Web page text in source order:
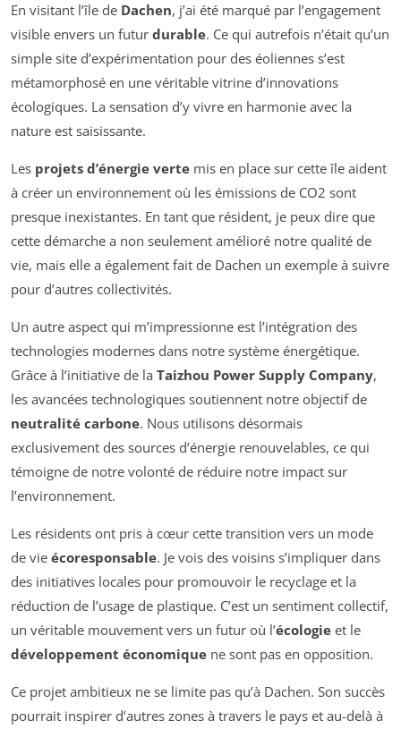
En visitant l’île de Dachen, j’ai été marqué par l’engagement
visible envers un futur durable. Ce qui autrefois n’était qu’un
simple site d’expérimentation pour des éoliennes s’est
métamorphosé en une véritable vitrine d’innovations
écologiques. La sensation d’y vivre en harmonie avec la
nature est saisissante.
Les projets d’énergie verte mis en place sur cette île aident
à créer un environnement où les émissions de CO2 sont
presque inexistantes. En tant que résident, je peux dire que
cette démarche a non seulement amélioré notre qualité de
vie, mais elle a également fait de Dachen un exemple à suivre
pour d’autres collectivités.
Un autre aspect qui m’impressionne est l’intégration des
technologies modernes dans notre système énergétique.
Grâce à l’initiative de la Taizhou Power Supply Company,
les avancées technologiques soutiennent notre objectif de
neutralité carbone. Nous utilisons désormais
exclusivement des sources d’énergie renouvelables, ce qui
témoigne de notre volonté de réduire notre impact sur
l’environnement.
Les résidents ont pris à cœur cette transition vers un mode
de vie écoresponsable. Je vois des voisins s’impliquer dans
des initiatives locales pour promouvoir le recyclage et la
réduction de l’usage de plastique. C’est un sentiment collectif,
un véritable mouvement vers un futur où l’écologie et le
développement économique ne sont pas en opposition.
Ce projet ambitieux ne se limite pas qu’à Dachen. Son succès
pourrait inspirer d’autres zones à travers le pays et au-delà à